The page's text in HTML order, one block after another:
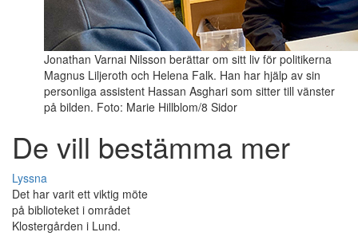
Jonathan Varnai Nilsson berättar om sitt liv för politikerna
Magnus Liljeroth och Helena Falk. Han har hjälp av sin
personliga assistent Hassan Asghari som sitter till vänster
på bilden. Foto: Marie Hillblom/8 Sidor
De vill bestämma mer
Lyssna
Det har varit ett viktig möte
på biblioteket i området
Klostergården i Lund.